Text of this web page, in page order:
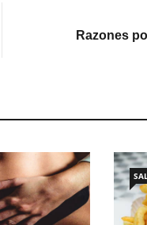
Razones